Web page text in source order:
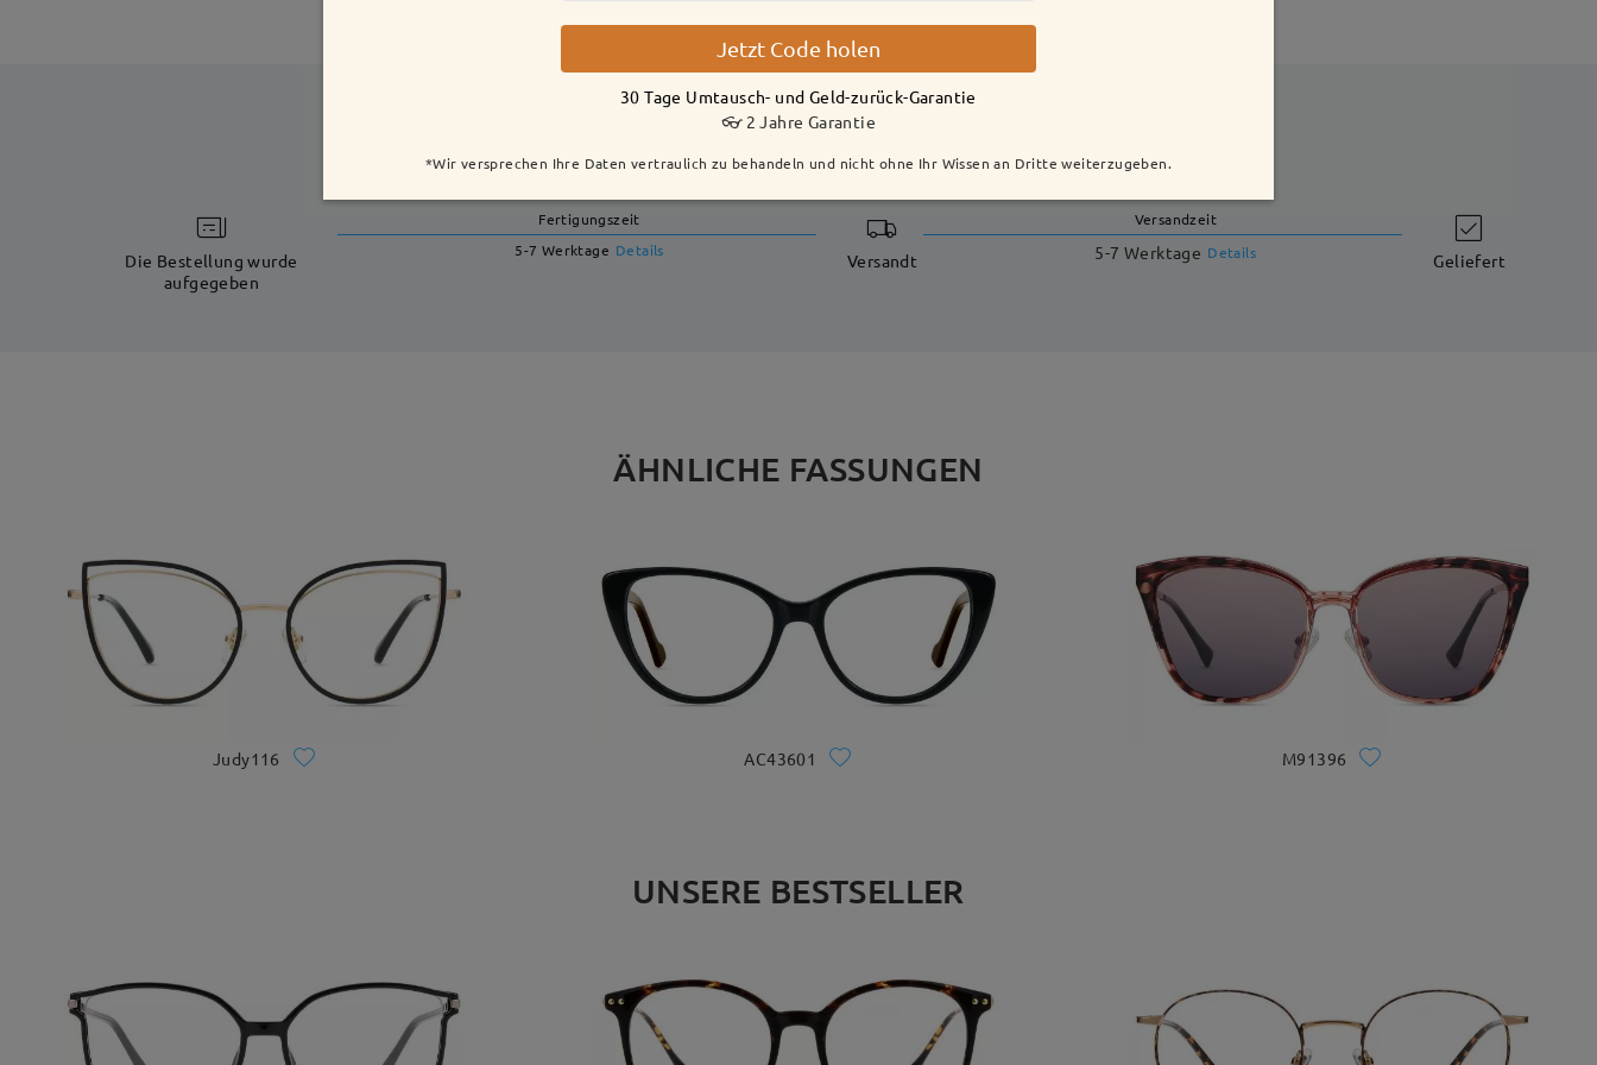
LIEFERUNG
Die Bestellung wurde
aufgegeben
Fertigungszeit
5-7 Werktage Details Versandt
Versandzeit
5-7 Werktage Details Geliefert
ÄHNLICHE FASSUNGEN
Judy116 AC43601 M91396
UNSERE BESTSELLER
Jetzt Code holen
30 Tage Umtausch- und Geld-zurück-Garantie
👓 2 Jahre Garantie
*Wir versprechen Ihre Daten vertraulich zu behandeln und nicht ohne Ihr Wissen an Dritte weiterzugeben.